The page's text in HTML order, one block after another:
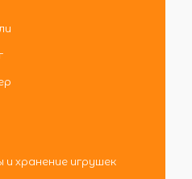
хранение игрушек